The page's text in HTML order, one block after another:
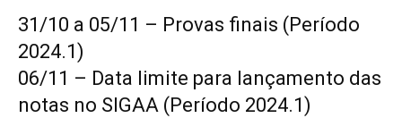
31/10 a 05/11 – Provas finais (Período
2024.1)
06/11 – Data limite para lançamento das
notas no SIGAA (Período 2024.1)